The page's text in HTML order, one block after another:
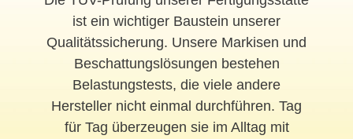
ist ein wichtiger Baustein unserer
Qualitätssicherung. Unsere Markisen und
Beschattungslösungen bestehen
Belastungstests, die viele andere
Hersteller nicht einmal durchführen. Tag
für Tag überzeugen sie im Alltag mit